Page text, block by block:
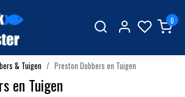
0
& Tuigen Preston Dobbers en Tuigen
en Tuigen